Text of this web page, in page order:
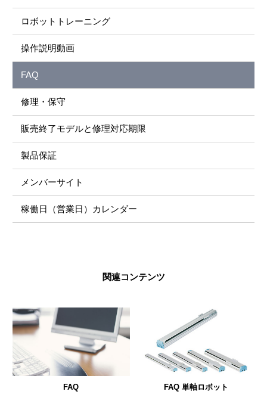
ロボットトレーニング
操作説明動画
FAQ
修理・保守
販売終了モデルと修理対応期限
製品保証
メンバーサイト
稼働日（営業日）カレンダー
関連コンテンツ
FAQ FAQ 単軸ロボット